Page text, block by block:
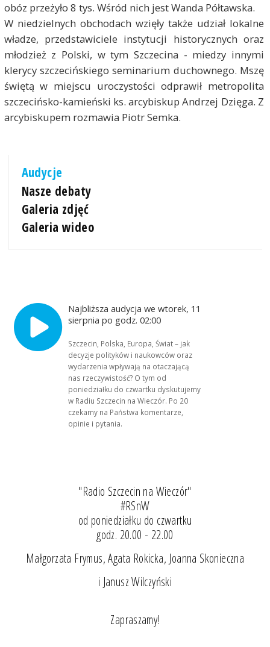
obóz przeżyło 8 tys. Wśród nich jest Wanda Półtawska.
W niedzielnych obchodach wzięły także udział lokalne
władze, przedstawiciele instytucji historycznych oraz
młodzież z Polski, w tym Szczecina - miedzy innymi
klerycy szczecińskiego seminarium duchownego. Mszę
świętą w miejscu uroczystości odprawił metropolita
szczecińsko-kamieński ks. arcybiskup Andrzej Dzięga. Z
arcybiskupem rozmawia Piotr Semka.
Audycje
Nasze debaty
Galeria zdjęć
Galeria wideo
Najbliższa audycja we wtorek, 11
sierpnia po godz. 02:00
Szczecin, Polska, Europa, Świat – jak
decyzje polityków i naukowców oraz
wydarzenia wpływają na otaczającą
nas rzeczywistość? O tym od
poniedziałku do czwartku dyskutujemy
w Radiu Szczecin na Wieczór. Po 20
czekamy na Państwa komentarze,
opinie i pytania.
"Radio Szczecin na Wieczór"
#RSnW
od poniedziałku do czwartku
godz. 20.00 - 22.00
Małgorzata Frymus, Agata Rokicka, Joanna Skonieczna
i Janusz Wilczyński
Zapraszamy!